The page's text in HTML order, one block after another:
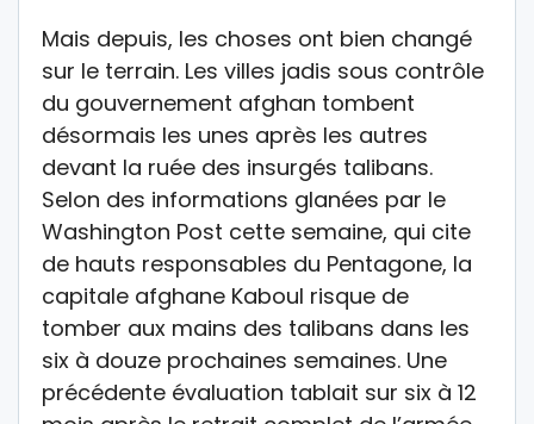
Mais depuis, les choses ont bien changé
sur le terrain. Les villes jadis sous contrôle
du gouvernement afghan tombent
désormais les unes après les autres
devant la ruée des insurgés talibans.
Selon des informations glanées par le
Washington Post cette semaine, qui cite
de hauts responsables du Pentagone, la
capitale afghane Kaboul risque de
tomber aux mains des talibans dans les
six à douze prochaines semaines. Une
précédente évaluation tablait sur six à 12